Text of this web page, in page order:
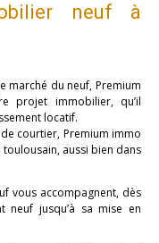
neuf à
marché du neuf, Premium
projet immobilier, qu’il
locatif.
courtier, Premium immo
aussi bien dans
vous accompagnent, dès
neuf jusqu’à sa mise en